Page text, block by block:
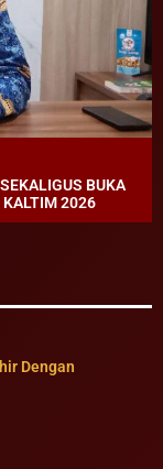
BUKA
KALTIM 2026
Dengan